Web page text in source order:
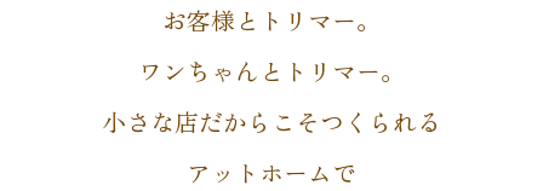
お客様とトリマー。
ワンちゃんとトリマー。
小さな店だからこそつくられる
アットホームで